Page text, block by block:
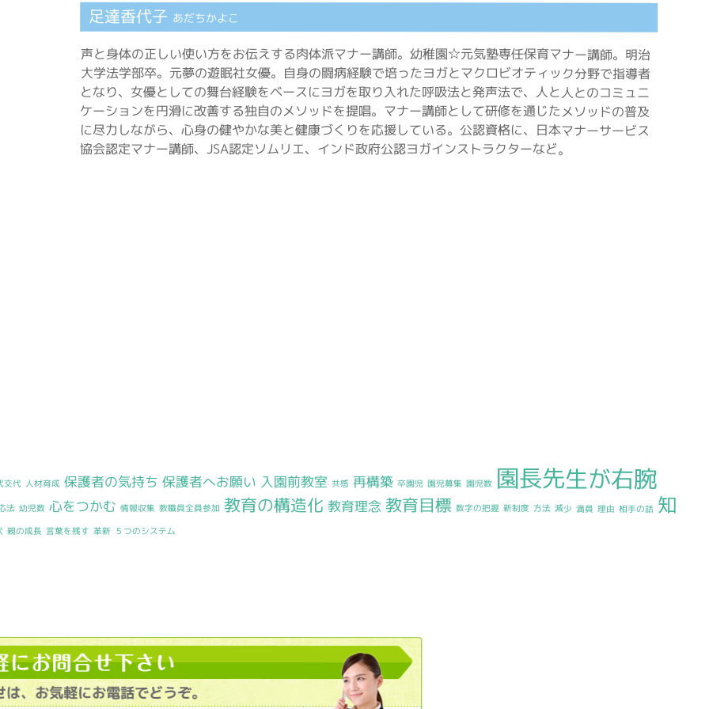
足達香代子 あだちかよこ
声と身体の正しい使い方をお伝えする肉体派マナー講師。幼稚園☆元気塾専任保育マナー講師。明治
大学法学部卒。元夢の遊眠社女優。自身の闘病経験で培ったヨガとマクロビオティック分野で指導者
となり、女優としての舞台経験をベースにヨガを取り入れた呼吸法と発声法で、人と人とのコミュニ
ケーションを円滑に改善する独自のメソッドを提唱。マナー講師として研修を通じたメソッドの普及
に尽力しながら、心身の健やかな美と健康づくりを応援している。公認資格に、日本マナーサービス
協会認定マナー講師、JSA認定ソムリエ、インド政府公認ヨガインストラクターなど。
交代 人材育成 保護者の気持ち 保護者へお願い 入園前教室 共感 再構築 卒園児 園児募集 園児数 園長先生が右腕
法 幼児数 心をつかむ 情報収集 教職員全員参加 教育の構造化 教育理念 教育目標 数字の把握 新制度 方法 減少 満員 理由 相手の話 知
親の成長 言葉を残す 革新 ５つのシステム